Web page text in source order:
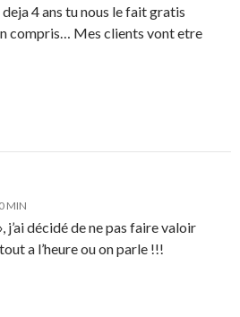
4 ans tu nous le fait gratis
compris… Mes clients vont etre
MIN
j’ai décidé de ne pas faire valoir
a l’heure ou on parle !!!